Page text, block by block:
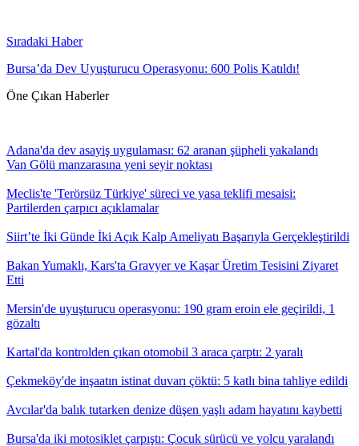
Sıradaki Haber
Bursa’da Dev Uyuşturucu Operasyonu: 600 Polis Katıldı!
Öne Çıkan Haberler
Adana'da dev asayiş uygulaması: 62 aranan şüpheli yakalandı
Van Gölü manzarasına yeni seyir noktası
Meclis'te 'Terörsüz Türkiye' süreci ve yasa teklifi mesaisi:
Partilerden çarpıcı açıklamalar
Siirt’te İki Günde İki Açık Kalp Ameliyatı Başarıyla Gerçekleştirildi
Bakan Yumaklı, Kars'ta Gravyer ve Kaşar Üretim Tesisini Ziyaret
Etti
Mersin'de uyuşturucu operasyonu: 190 gram eroin ele geçirildi, 1
gözaltı
Kartal'da kontrolden çıkan otomobil 3 araca çarptı: 2 yaralı
Çekmeköy'de inşaatın istinat duvarı çöktü: 5 katlı bina tahliye edildi
Avcılar'da balık tutarken denize düşen yaşlı adam hayatını kaybetti
Bursa'da iki motosiklet çarpıştı: Çocuk sürücü ve yolcu yaralandı